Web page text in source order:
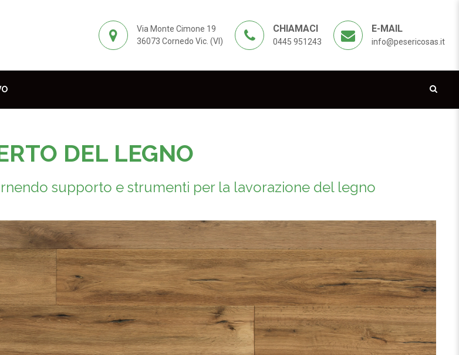
Via Monte Cimone 19
36073 Cornedo Vic. (VI)
CHIAMACI
0445 951243
E-MAIL
info@pesericosas.it
DEL LEGNO
supporto e strumenti per la lavorazione del legno